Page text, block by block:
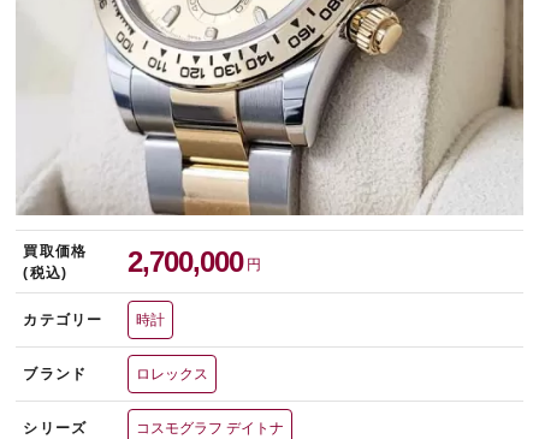
買取価格
(税込)
2,700,000 円
カテゴリー 時計
ブランド ロレックス
シリーズ コスモグラフ デイトナ